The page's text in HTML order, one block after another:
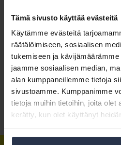
Tämä sivusto käyttää evästeitä
Käytämme evästeitä
räätälöimiseen, sosiaalisen
tukemiseen ja
jaamme sosiaalisen median,
alan kumppaneillemme tietoja
sivustoamme. Kumppanimme
tietoja muihin tietoihin, joita olet
kerätty, kun olet käyttänyt
Tämä osio
Isännöintiliiton
Kirjaudu
Tietoa